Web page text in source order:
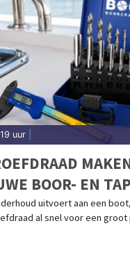
uur
BOOR- EN
uitvoert aan een
al snel voor een groot